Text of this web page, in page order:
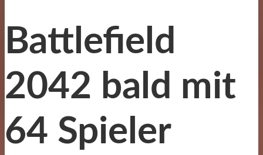
Battlefield
2042 bald mit
64 Spieler